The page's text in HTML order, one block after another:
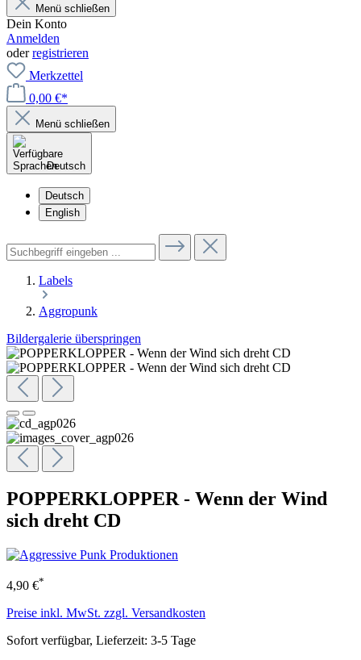
Menü schließen
Dein Konto
Anmelden
oderregistrieren
Merkzettel
0,00 €*
Menü schließen
Deutsch
Deutsch
English
Labels
Aggropunk
Bildergalerie überspringen
POPPERKLOPPER - Wenn der Wind
sich dreht CD
4,90 €*
Preise inkl. MwSt. zzgl. Versandkosten
Sofort verfügbar, Lieferzeit: 3-5 Tage